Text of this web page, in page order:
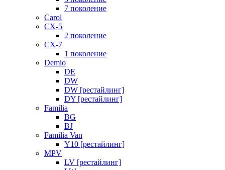
7 поколение
Carol
CX-5
2 поколение
CX-7
1 поколение
Demio
DE
DW
DW [рестайлинг]
DY [рестайлинг]
Familia
BG
BJ
Familia Van
Y10 [рестайлинг]
MPV
LV [рестайлинг]